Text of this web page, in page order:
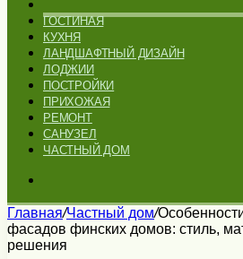
ГОСТИНАЯ
КУХНЯ
ЛАНДШАФТНЫЙ ДИЗАЙН
ЛОДЖИИ
ПОСТРОЙКИ
ПРИХОЖАЯ
РЕМОНТ
САНУЗЕЛ
ЧАСТНЫЙ ДОМ
Главная/Частный дом/
фасадов финских домов: стиль,
решения